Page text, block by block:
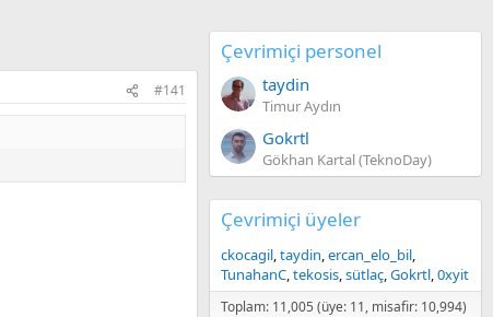
#141
Çevrimiçi personel
taydin
Timur Aydın
Gokrtl
Gökhan Kartal (TeknoDay)
Çevrimiçi üyeler
ckocagil taydin ercan_elo_bil
TunahanC tekosis sütlaç Gokrtl 0xyit
Toplam: 11,005 (üye: 11, misafir: 10,994)